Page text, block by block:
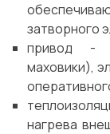
затворного
привод -
маховики),
нагрева